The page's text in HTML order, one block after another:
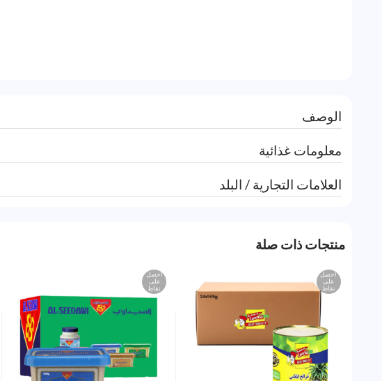
الوصف
معلومات غذائية
العلامات التجارية / البلد
منتجات ذات صلة
احصل
على
نقاط
احصل
على
نقاط